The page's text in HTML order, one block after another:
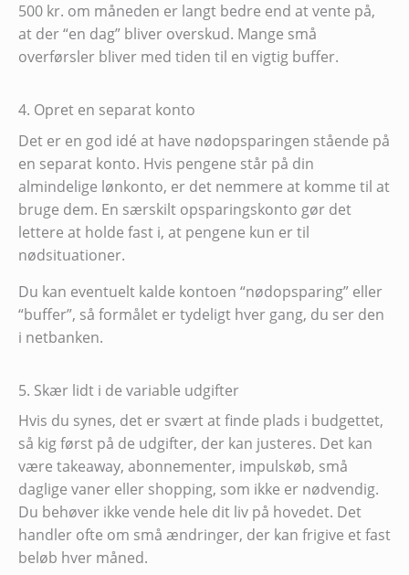
500 kr. om måneden er langt bedre end at vente på,
at der “en dag” bliver overskud. Mange små
overførsler bliver med tiden til en vigtig buffer.
4. Opret en separat konto
Det er en god idé at have nødopsparingen stående på
en separat konto. Hvis pengene står på din
almindelige lønkonto, er det nemmere at komme til at
bruge dem. En særskilt opsparingskonto gør det
lettere at holde fast i, at pengene kun er til
nødsituationer.
Du kan eventuelt kalde kontoen “nødopsparing” eller
“buffer”, så formålet er tydeligt hver gang, du ser den
i netbanken.
5. Skær lidt i de variable udgifter
Hvis du synes, det er svært at finde plads i budgettet,
så kig først på de udgifter, der kan justeres. Det kan
være takeaway, abonnementer, impulskøb, små
daglige vaner eller shopping, som ikke er nødvendig.
Du behøver ikke vende hele dit liv på hovedet. Det
handler ofte om små ændringer, der kan frigive et fast
beløb hver måned.